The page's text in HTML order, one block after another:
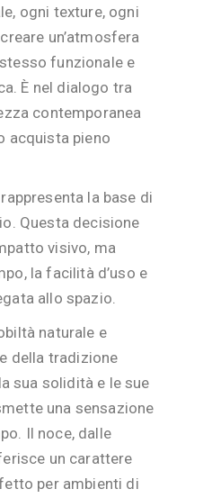
ogni texture, ogni
un’atmosfera
funzionale e
È nel dialogo tra
contemporanea
acquista pieno
la base di
Questa decisione
visivo, ma
la facilità d’uso e
allo spazio.
naturale e
della tradizione
sua solidità e le sue
una sensazione
Il noce, dalle
un carattere
per ambienti di